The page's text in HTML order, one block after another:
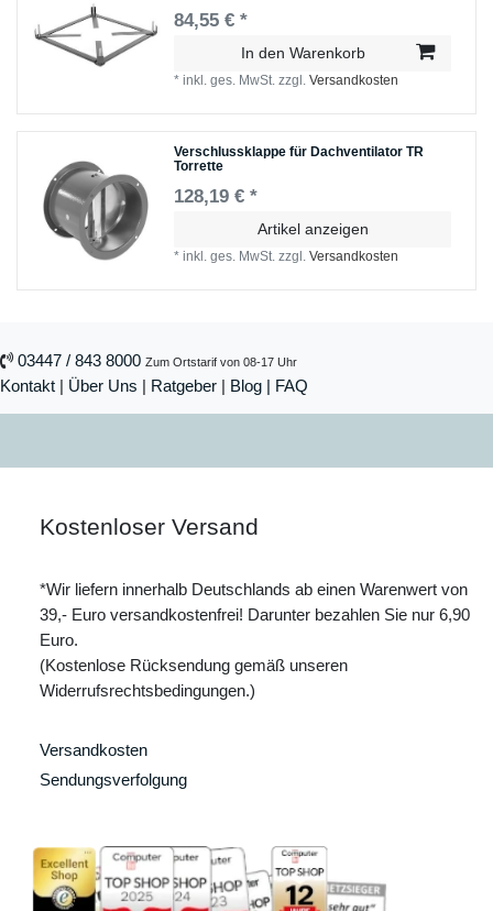
84,55 € *
In den Warenkorb
*inkl. ges. MwSt. zzgl.Versandkosten
Verschlussklappe für Dachventilator TR
Torrette
128,19 € *
Artikel anzeigen
*inkl. ges. MwSt. zzgl.Versandkosten
03447 / 843 8000 Zum Ortstarif von 08-17 Uhr
Kontakt | Über Uns | Ratgeber | Blog | FAQ
Kostenloser Versand
*Wir liefern innerhalb Deutschlands ab einen Warenwert von
39,- Euro versandkostenfrei! Darunter bezahlen Sie nur 6,90
Euro.
(Kostenlose Rücksendung gemäß unseren
Widerrufsrechtsbedingungen.)
Versandkosten
Sendungsverfolgung